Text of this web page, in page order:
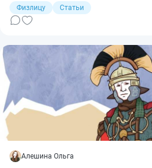
нуждающимися и не получавшие
субсидий. Разберем ключевые
жилищной субсидии сотрудником
Физлицу
Статьи
Алешина Ольга